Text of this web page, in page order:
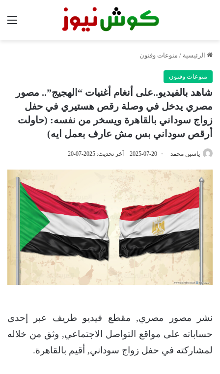
الرئيسية / منوعات وفنون
منوعات وفنون
شاهد بالفيديو..على أنغام أغنيات “الهجيج”.. مصور
مصري يدخل في وصلة رقص هستيري في حفل
زواج سوداني بالقاهرة ويسخر من نفسه: (حاولت
أرقص سوداني بس مش عارف بعمل ايه)
ياسين محمد 2025-07-20 آخر تحديث: 2025-07-20
نشر مصور مصري, مقطع فيديو طريف عبر إحدى
حساباته على مواقع التواصل الاجتماعي, وثق من خلاله
لمشاركته في حفل زواج سوداني, أقيم بالقاهرة.